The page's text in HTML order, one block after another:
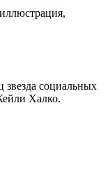
социальных
Халко.